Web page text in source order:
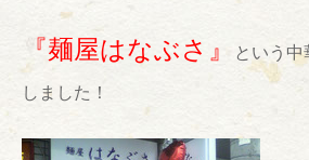
『麺屋はなぶさ 』 という
しました！